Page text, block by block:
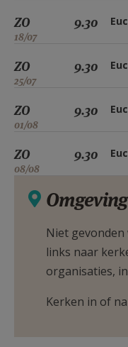
ZO
18/07
9.30
ZO
25/07
9.30
ZO
01/08
9.30
ZO
08/08
9.30
Omgeving
Niet gevonden
links naar
organisaties,
Kerken in of